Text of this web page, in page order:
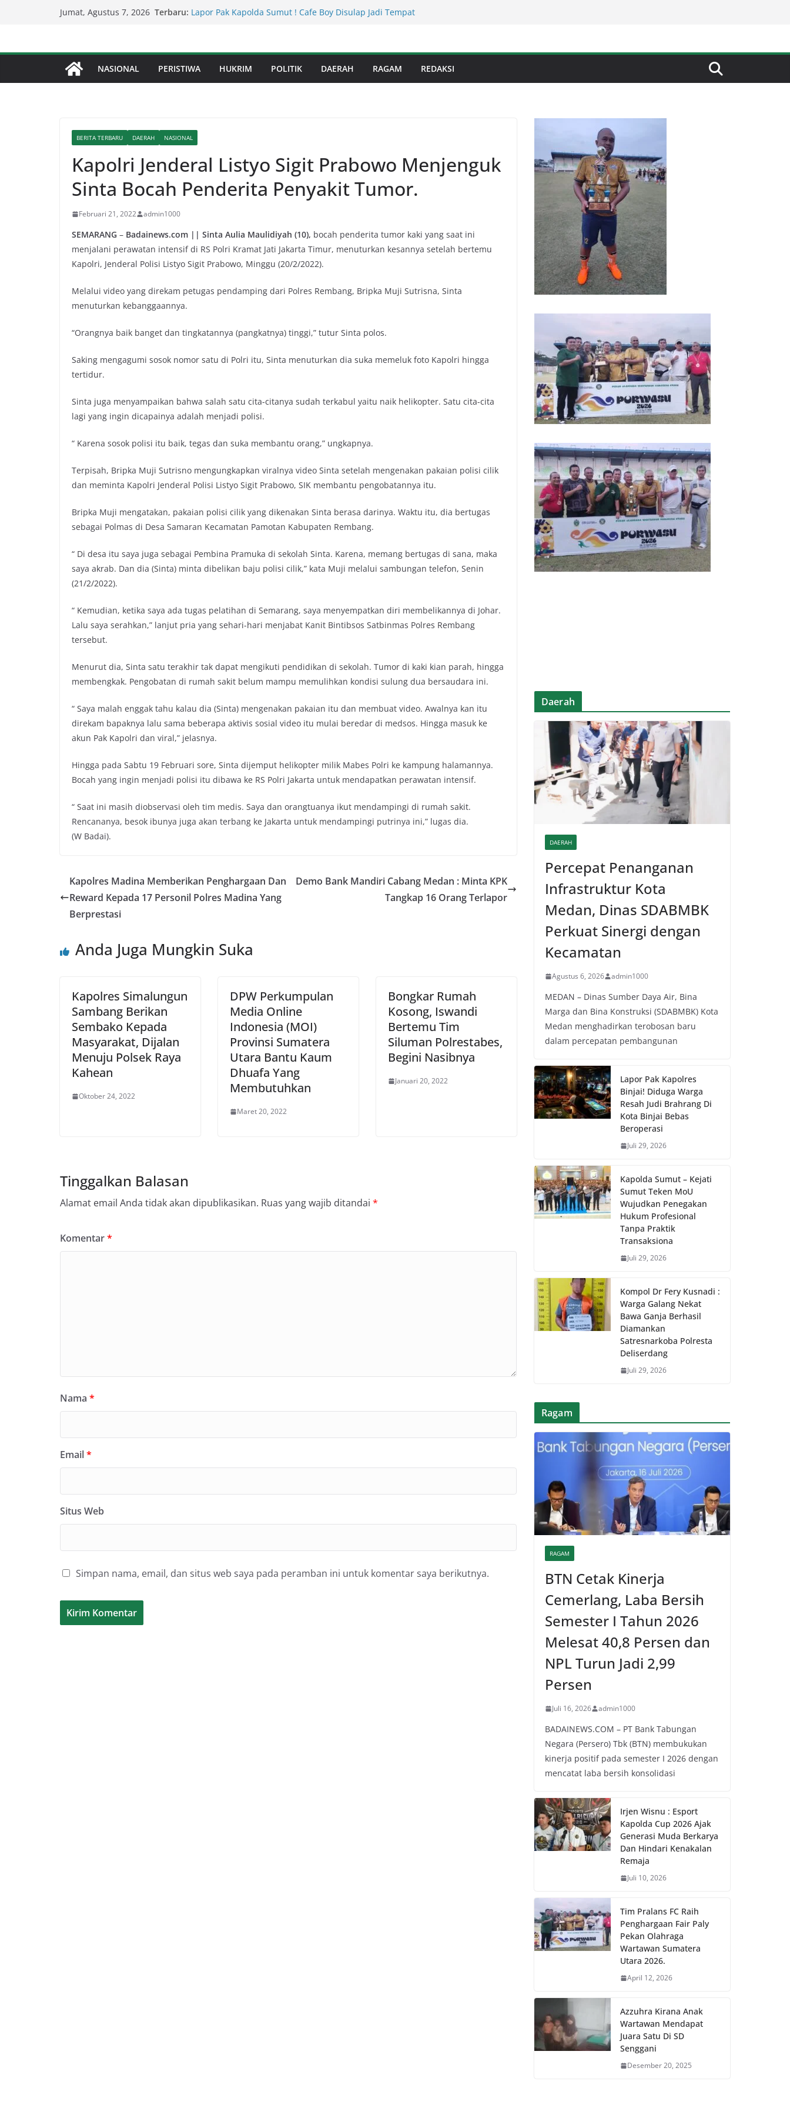
Jumat, Agustus 7, 2026 Terbaru: Lapor Pak Kapolda Sumut ! Cafe Boy Disulap Jadi Tempat
Brahrang Di Kota Binjai Bebas Beroperasi
Kapolda Sumut – Kejati Sumut Teken MoU Wujudkan
NASIONAL PERISTIWA HUKRIM POLITIK DAERAH RAGAM REDAKSI
BERITA TERBARU DAERAH NASIONAL
Kapolri Jenderal Listyo Sigit Prabowo Menjenguk
Sinta Bocah Penderita Penyakit Tumor.
Februari 21, 2022 admin1000
SEMARANG – Badainews.com || Sinta Aulia Maulidiyah (10), bocah penderita tumor kaki yang saat ini
menjalani perawatan intensif di RS Polri Kramat Jati Jakarta Timur, menuturkan kesannya setelah bertemu
Kapolri, Jenderal Polisi Listyo Sigit Prabowo, Minggu (20/2/2022).
Melalui video yang direkam petugas pendamping dari Polres Rembang, Bripka Muji Sutrisna, Sinta
menuturkan kebanggaannya.
“Orangnya baik banget dan tingkatannya (pangkatnya) tinggi,” tutur Sinta polos.
Saking mengagumi sosok nomor satu di Polri itu, Sinta menuturkan dia suka memeluk foto Kapolri hingga
tertidur.
Sinta juga menyampaikan bahwa salah satu cita-citanya sudah terkabul yaitu naik helikopter. Satu cita-cita
lagi yang ingin dicapainya adalah menjadi polisi.
“ Karena sosok polisi itu baik, tegas dan suka membantu orang,” ungkapnya.
Terpisah, Bripka Muji Sutrisno mengungkapkan viralnya video Sinta setelah mengenakan pakaian polisi cilik
dan meminta Kapolri Jenderal Polisi Listyo Sigit Prabowo, SIK membantu pengobatannya itu.
Bripka Muji mengatakan, pakaian polisi cilik yang dikenakan Sinta berasa darinya. Waktu itu, dia bertugas
sebagai Polmas di Desa Samaran Kecamatan Pamotan Kabupaten Rembang.
“ Di desa itu saya juga sebagai Pembina Pramuka di sekolah Sinta. Karena, memang bertugas di sana, maka
saya akrab. Dan dia (Sinta) minta dibelikan baju polisi cilik,” kata Muji melalui sambungan telefon, Senin
(21/2/2022).
“ Kemudian, ketika saya ada tugas pelatihan di Semarang, saya menyempatkan diri membelikannya di Johar.
Lalu saya serahkan,” lanjut pria yang sehari-hari menjabat Kanit Bintibsos Satbinmas Polres Rembang
tersebut.
Menurut dia, Sinta satu terakhir tak dapat mengikuti pendidikan di sekolah. Tumor di kaki kian parah, hingga
membengkak. Pengobatan di rumah sakit belum mampu memulihkan kondisi sulung dua bersaudara ini.
“ Saya malah enggak tahu kalau dia (Sinta) mengenakan pakaian itu dan membuat video. Awalnya kan itu
direkam bapaknya lalu sama beberapa aktivis sosial video itu mulai beredar di medsos. Hingga masuk ke
akun Pak Kapolri dan viral,” jelasnya.
Hingga pada Sabtu 19 Februari sore, Sinta dijemput helikopter milik Mabes Polri ke kampung halamannya.
Bocah yang ingin menjadi polisi itu dibawa ke RS Polri Jakarta untuk mendapatkan perawatan intensif.
“ Saat ini masih diobservasi oleh tim medis. Saya dan orangtuanya ikut mendampingi di rumah sakit.
Rencananya, besok ibunya juga akan terbang ke Jakarta untuk mendampingi putrinya ini,” lugas dia.
(W Badai).
Kapolres Madina Memberikan Penghargaan Dan
Reward Kepada 17 Personil Polres Madina Yang
Berprestasi
Demo Bank Mandiri Cabang Medan : Minta KPK
Tangkap 16 Orang Terlapor
Anda Juga Mungkin Suka
Kapolres Simalungun
Sambang Berikan
Sembako Kepada
Masyarakat, Dijalan
Menuju Polsek Raya
Kahean
Oktober 24, 2022
DPW Perkumpulan
Media Online
Indonesia (MOI)
Provinsi Sumatera
Utara Bantu Kaum
Dhuafa Yang
Membutuhkan
Maret 20, 2022
Bongkar Rumah
Kosong, Iswandi
Bertemu Tim
Siluman Polrestabes,
Begini Nasibnya
Januari 20, 2022
Tinggalkan Balasan
Alamat email Anda tidak akan dipublikasikan. Ruas yang wajib ditandai *
Komentar*
Nama *
Email*
Situs Web
Simpan nama, email, dan situs web saya pada peramban ini untuk komentar saya berikutnya.
Daerah
DAERAH
Percepat Penanganan
Infrastruktur Kota
Medan, Dinas SDABMBK
Perkuat Sinergi dengan
Kecamatan
Agustus 6, 2026 admin1000
MEDAN – Dinas Sumber Daya Air, Bina
Marga dan Bina Konstruksi (SDABMBK) Kota
Medan menghadirkan terobosan baru
dalam percepatan pembangunan
Lapor Pak Kapolres
Binjai! Diduga Warga
Resah Judi Brahrang Di
Kota Binjai Bebas
Beroperasi
Juli 29, 2026
Kapolda Sumut – Kejati
Sumut Teken MoU
Wujudkan Penegakan
Hukum Profesional
Tanpa Praktik
Transaksiona
Juli 29, 2026
Kompol Dr Fery Kusnadi :
Warga Galang Nekat
Bawa Ganja Berhasil
Diamankan
Satresnarkoba Polresta
Deliserdang
Juli 29, 2026
Ragam
RAGAM
BTN Cetak Kinerja
Cemerlang, Laba Bersih
Semester I Tahun 2026
Melesat 40,8 Persen dan
NPL Turun Jadi 2,99
Persen
Juli 16, 2026 admin1000
BADAINEWS.COM – PT Bank Tabungan
Negara (Persero) Tbk (BTN) membukukan
kinerja positif pada semester I 2026 dengan
mencatat laba bersih konsolidasi
Irjen Wisnu : Esport
Kapolda Cup 2026 Ajak
Generasi Muda Berkarya
Dan Hindari Kenakalan
Remaja
Juli 10, 2026
Tim Pralans FC Raih
Penghargaan Fair Paly
Pekan Olahraga
Wartawan Sumatera
Utara 2026.
April 12, 2026
Azzuhra Kirana Anak
Wartawan Mendapat
Juara Satu Di SD
Senggani
Desember 20, 2025